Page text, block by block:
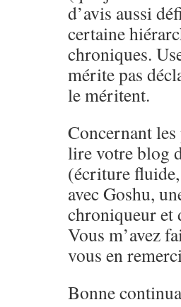
d’avis aussi
certaine
chroniques.
mérite pas
le méritent.
Concernant
lire votre blog
(écriture fluide,
avec Goshu,
chroniqueur et
Vous m’avez
vous en
Bonne